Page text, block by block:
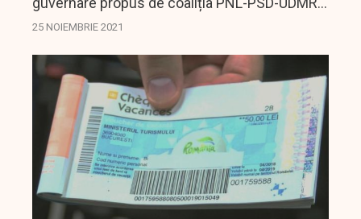
iar ministrul propus pentru Antreprenoriat și
potrivit...
25 NOIEMBRIE 2021